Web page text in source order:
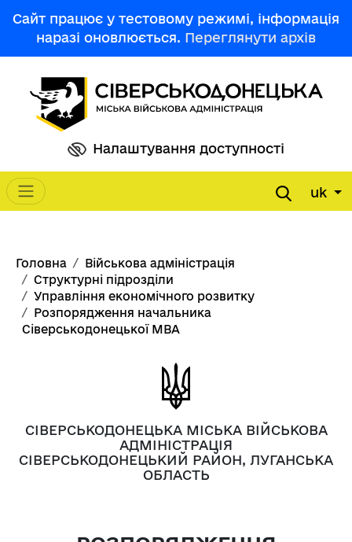
Сайт працює у тестовому режимі, інформація
наразі оновлюється. Переглянути архів
Налаштування доступності
Main navigation uk
Рядок навіґації
Головна
Військова адміністрація
Структурні підрозділи
Управління економічного розвитку
Розпорядження начальника
Сіверськодонецької МВА
СІВЕРСЬКОДОНЕЦЬКА МІСЬКА ВІЙСЬКОВА
АДМІНІСТРАЦІЯ
СІВЕРСЬКОДОНЕЦЬКИЙ РАЙОН, ЛУГАНСЬКА
ОБЛАСТЬ